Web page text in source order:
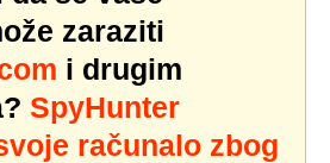
zaraziti
i drugim
SpyHunter
računalo zbog